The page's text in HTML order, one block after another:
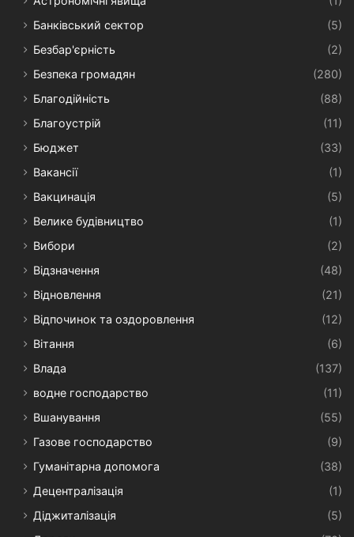
Банківський сектор
(5)
Безбар'єрність
(2)
Безпека громадян
(280)
Благодійність
(88)
Благоустрій
(11)
Бюджет
(33)
Вакансії
(1)
Вакцинація
(5)
Велике будівництво
(1)
Вибори
(2)
Відзначення
(48)
Відновлення
(21)
Відпочинок та оздоровлення
(12)
Вітання
(6)
Влада
(137)
водне господарство
(11)
Вшанування
(55)
Газове господарство
(9)
Гуманітарна допомога
(38)
Децентралізація
(1)
Діджиталізація
(5)